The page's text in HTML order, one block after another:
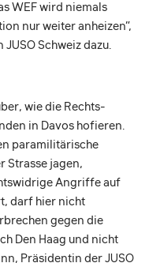
WEF wird niemals
nur weiter anheizen”,
Schweiz dazu.
wie die Rechts-
in Davos hofieren.
paramilitärische
Strasse jagen,
Angriffe auf
darf hier nicht
gegen die
Den Haag und nicht
Präsidentin der JUSO